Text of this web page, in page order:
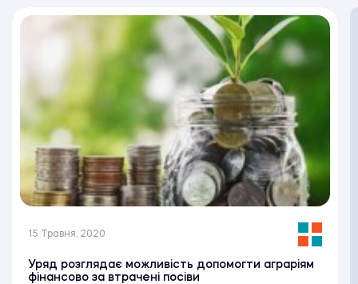
15 Травня, 2020
Уряд розглядає можливість допомогти аграріям
фінансово за втрачені посіви